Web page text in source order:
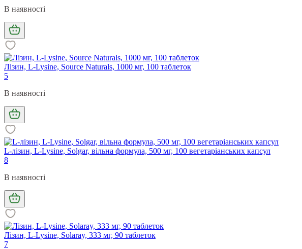
В наявності
Лізин, L-Lysine, Source Naturals, 1000 мг, 100 таблеток
5
В наявності
L-лізин, L-Lysine, Solgar, вільна формула, 500 мг, 100 вегетаріанських капсул
8
В наявності
Лізин, L-Lysine, Solaray, 333 мг, 90 таблеток
7